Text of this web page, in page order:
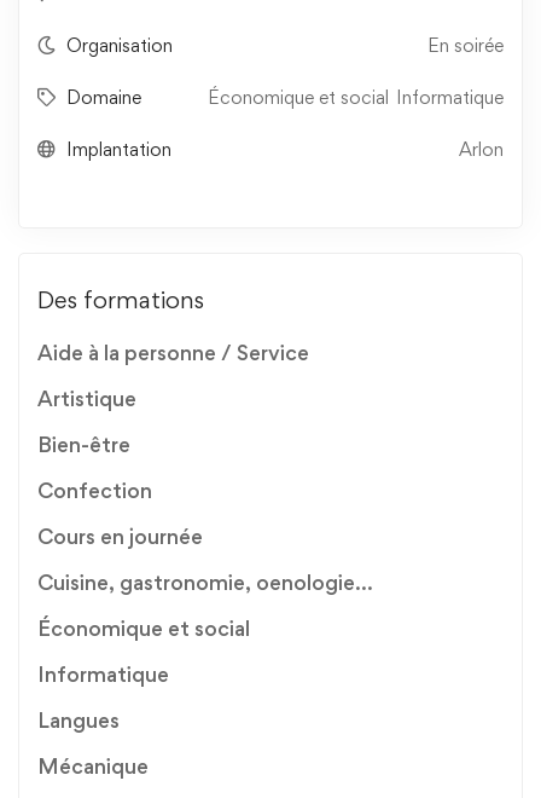
Organisation En soirée
Domaine Économique et social Informatique
Implantation Arlon
Des formations
Aide à la personne / Service
Artistique
Bien-être
Confection
Cours en journée
Cuisine, gastronomie, oenologie...
Économique et social
Informatique
Langues
Mécanique